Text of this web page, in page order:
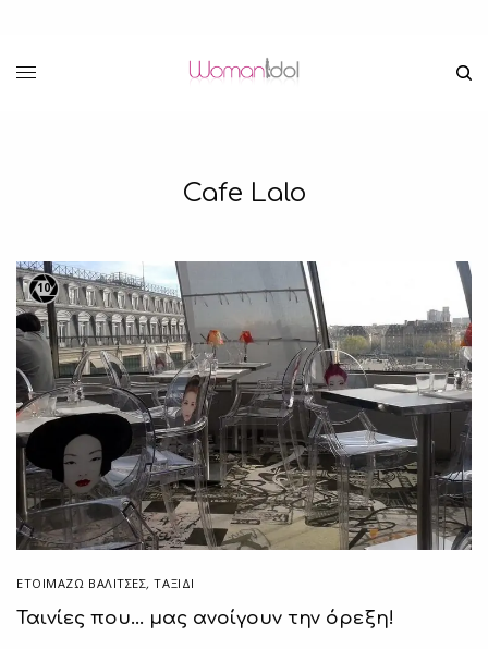
Cafe Lalo
10
ΕΤΟΙΜΆΖΩ ΒΑΛΊΤΣΕΣ,ΤΑΞΙΔΙ
Ταινίες που… μας ανοίγουν την όρεξη!